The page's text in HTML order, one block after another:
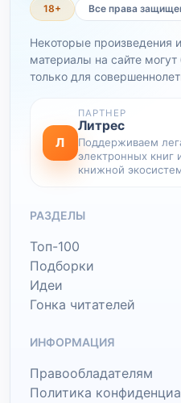
18+ Все права
Некоторые произведения
материалы на сайте
только для
Л
ПАРТНЕР
Литрес
Поддерживаем
электронных книг
книжной
РАЗДЕЛЫ
Топ-100
Подборки
Идеи
Гонка читателей
ИНФОРМАЦИЯ
Правообладателям
Политика